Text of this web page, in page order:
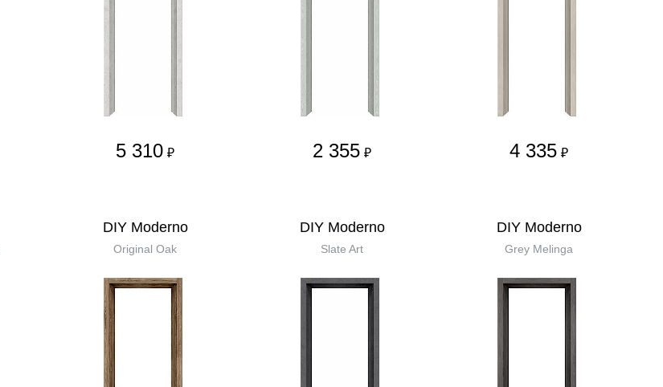
5 310 ₽ 2 355 ₽ 4 335 ₽
DIY Moderno
Original Oak
DIY Moderno
Slate Art
DIY Moderno
Grey Melinga